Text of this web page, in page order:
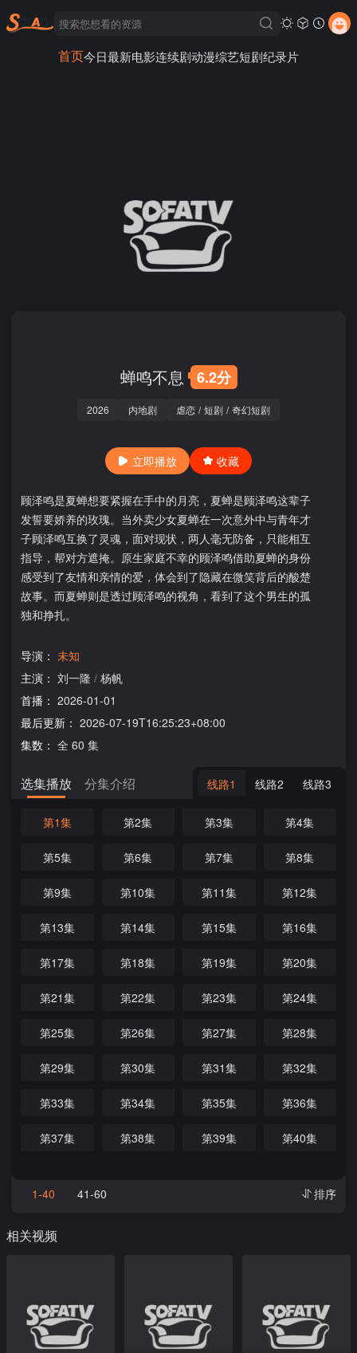
首页今日最新电影连续剧动漫综艺短剧纪录片
蝉鸣不息 6.2分
2026 内地剧 虐恋 / 短剧 / 奇幻短剧
立即播放 收藏
顾泽鸣是夏蝉想要紧握在手中的月亮，夏蝉是顾泽鸣这辈子
发誓要娇养的玫瑰。当外卖少女夏蝉在一次意外中与青年才
子顾泽鸣互换了灵魂，面对现状，两人毫无防备，只能相互
指导，帮对方遮掩。原生家庭不幸的顾泽鸣借助夏蝉的身份
感受到了友情和亲情的爱，体会到了隐藏在微笑背后的酸楚
故事。而夏蝉则是透过顾泽鸣的视角，看到了这个男生的孤
独和挣扎。
导演： 未知
主演： 刘一隆 / 杨帆
首播： 2026-01-01
最后更新： 2026-07-19T16:25:23+08:00
集数： 全 60 集
选集播放 分集介绍 线路1 线路2 线路3
第1集 第2集 第3集 第4集
第5集 第6集 第7集 第8集
第9集 第10集 第11集 第12集
第13集 第14集 第15集 第16集
第17集 第18集 第19集 第20集
第21集 第22集 第23集 第24集
第25集 第26集 第27集 第28集
第29集 第30集 第31集 第32集
第33集 第34集 第35集 第36集
第37集 第38集 第39集 第40集
1-40 41-60 排序
相关视频